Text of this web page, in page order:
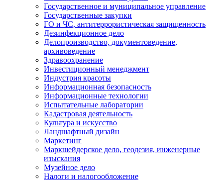
Государственное и муниципальное управление
Государственные закупки
ГО и ЧС, антитеррористическая защищенность
Дезинфекционное дело
Делопроизводство, документоведение,
архивоведение
Здравоохранение
Инвестиционный менеджмент
Индустрия красоты
Информационная безопасность
Информационные технологии
Испытательные лаборатории
Кадастровая деятельность
Культура и искусство
Ландшафтный дизайн
Маркетинг
Маркшейдерское дело, геодезия, инженерные
изыскания
Музейное дело
Налоги и налогообложение